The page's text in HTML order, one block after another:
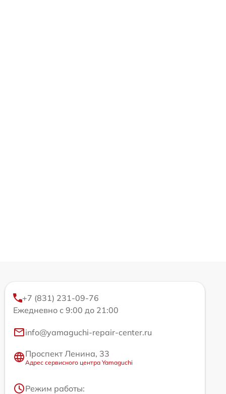
+7 (831) 231-09-76
Ежедневно с 9:00 до 21:00
info@yamaguchi-repair-center.ru
Проспект Ленина, 33
Адрес сервисного центра Yamaguchi
Режим работы: